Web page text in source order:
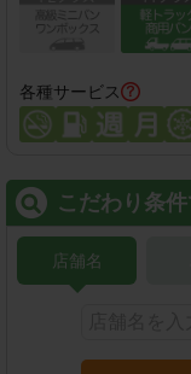
各種サービス
こだわり条
店舗名